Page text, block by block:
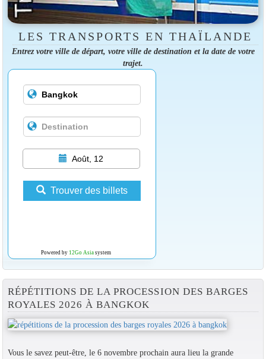
LES TRANSPORTS EN THAÏLANDE
Entrez votre ville de départ, votre ville de destination et la date de votre
trajet.
Août, 12
Trouver des billets
Powered by 12Go Asiasystem
RÉPÉTITIONS DE LA PROCESSION DES BARGES
ROYALES 2026 À BANGKOK
Vous le savez peut-être, le 6 novembre prochain aura lieu la grande